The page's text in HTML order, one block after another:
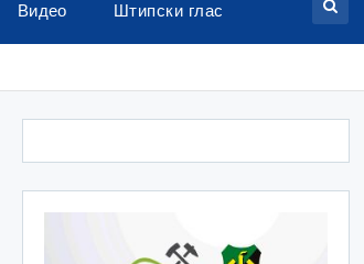
Видео Штипски глас